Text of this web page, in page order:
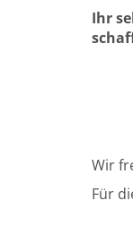
Ihr
Wir
Für